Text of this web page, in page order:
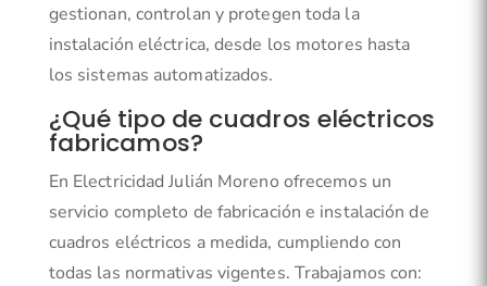
gestionan, controlan y protegen toda la
instalación eléctrica, desde los motores hasta
los sistemas automatizados.
¿Qué tipo de cuadros eléctricos
fabricamos?
En Electricidad Julián Moreno ofrecemos un
servicio completo de fabricación e instalación de
cuadros eléctricos a medida, cumpliendo con
todas las normativas vigentes. Trabajamos con: